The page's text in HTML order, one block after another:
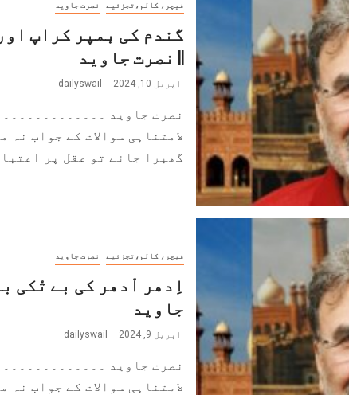
فیچر، کالم،تجزئیے نصرت جاوید
گندم کی بمپر کراپ
|| نصرت جاوید
اپریل 10, 2024 dailyswail
نصرت جاوید
لامتناہی سوالات کے جواب نہ
گھبرا جائے تو عقل پر
فیچر، کالم،تجزئیے نصرت جاوید
اِدھر اْدھر کی بے تْکی
جاوید
اپریل 9, 2024 dailyswail
نصرت جاوید
لامتناہی سوالات کے جواب نہ